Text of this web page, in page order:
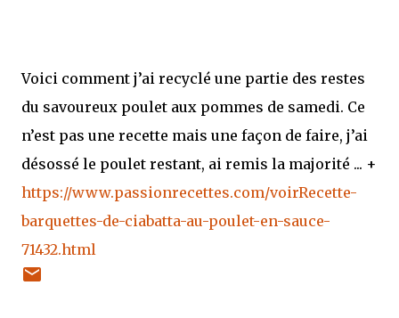
Voici comment j’ai recyclé une partie des restes
du savoureux poulet aux pommes de samedi. Ce
n’est pas une recette mais une façon de faire, j’ai
désossé le poulet restant, ai remis la majorité ... +
https://www.passionrecettes.com/voirRecette-
barquettes-de-ciabatta-au-poulet-en-sauce-
71432.html